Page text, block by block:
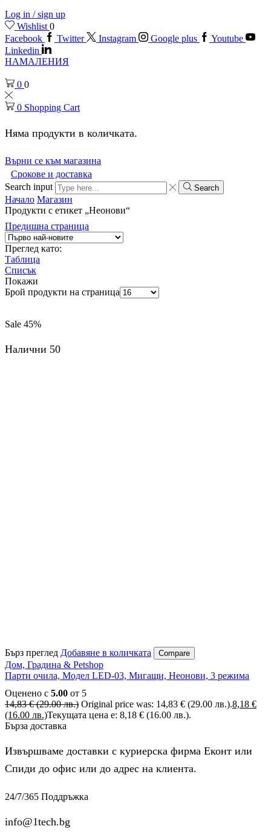
Log in / sign up
Wishlist 0
Facebook
Twitter Instagram Google plus
Youtube
Linkedin
НАМАЛЕНИЯ
0 0
0 Shopping Cart
Няма продукти в количката.
Върни се към магазина
Срокове и доставка
Search input
Search
Начало Магазин
Продукти с етикет „Неонови“
Предишна страница
Преглед като:
Таблица
Списък
Покажи
Брой продукти на страница
Sale 45%
Налични 50
Бърз преглед Добавяне в количката Compare
Дом, Градина & Petshop
Парти очила, Модел LED-03, Мигащи, Неонови, 3 режима
Оценено с 5.00 от 5
14,83€ (29.00 лв.) Original price was: 14,83 € (29.00 лв.).8,18 €
(16.00 лв.)Текущата цена е: 8,18 € (16.00 лв.).
Бърза доставка
Извършваме доставки с куриерска фирма Еконт или
Спиди до офис или до адрес на клиента.
24/7/365 Поддръжка
info@1tech.bg